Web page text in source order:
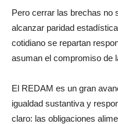
Pero cerrar las brechas no
alcanzar paridad
cotidiano se repartan
asuman el compromiso de
El REDAM es un gran
igualdad sustantiva y
claro: las obligaciones